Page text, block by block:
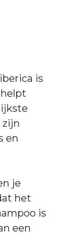
is
en
je
het
is
een